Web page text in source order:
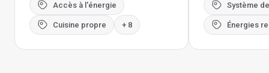
Accès à l'énergie
Cuisine propre + 8
Système
Énergies